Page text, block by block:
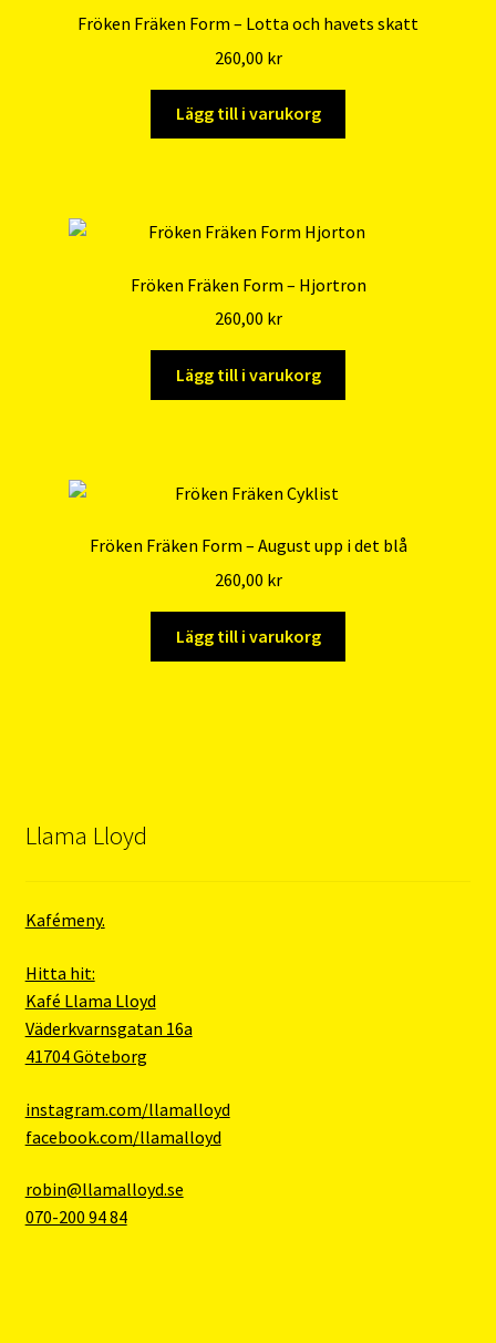
Fröken Fräken Form – Lotta och havets skatt
260,00 kr
Lägg till i varukorg
Fröken Fräken Form – Hjortron
260,00 kr
Lägg till i varukorg
Fröken Fräken Form – August upp i det blå
260,00 kr
Lägg till i varukorg
Llama Lloyd
Kafémeny.
Hitta hit:
Kafé Llama Lloyd
Väderkvarnsgatan 16a
41704 Göteborg
instagram.com/llamalloyd
facebook.com/llamalloyd
robin@llamalloyd.se
070-200 94 84